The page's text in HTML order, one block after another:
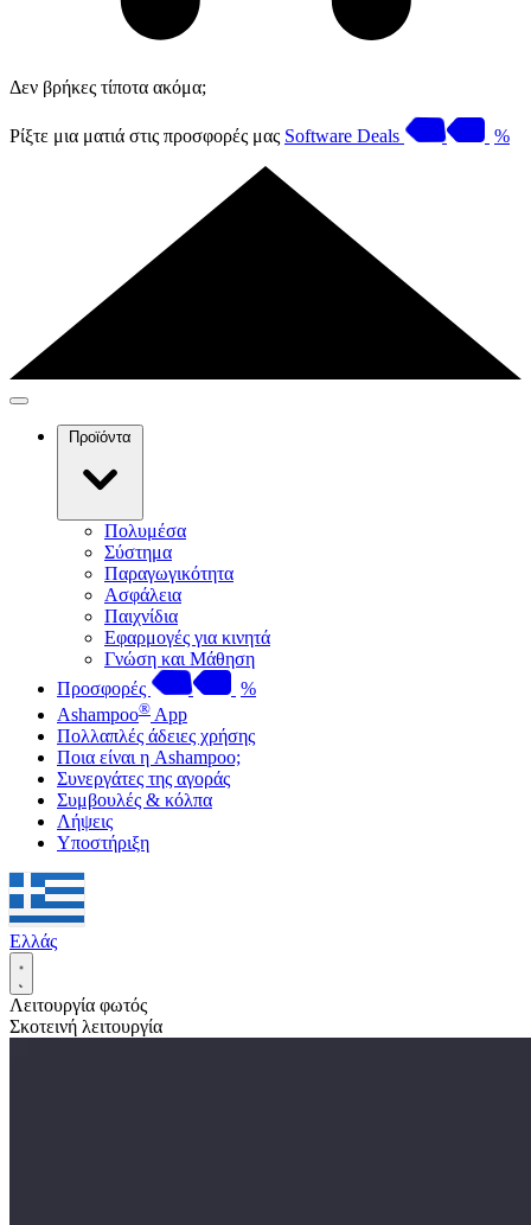
Δεν βρήκες τίποτα ακόμα;
Ρίξτε μια ματιά στις προσφορές μας Software Deals %
Προϊόντα
Πολυμέσα
Σύστημα
Παραγωγικότητα
Ασφάλεια
Παιχνίδια
Εφαρμογές για κινητά
Γνώση και Μάθηση
Προσφορές
%
Ashampoo® App
Πολλαπλές άδειες χρήσης
Ποια είναι η Ashampoo;
Συνεργάτες της αγοράς
Συμβουλές & κόλπα
Λήψεις
Υποστήριξη
Ελλάς
Λειτουργία φωτός
Σκοτεινή λειτουργία